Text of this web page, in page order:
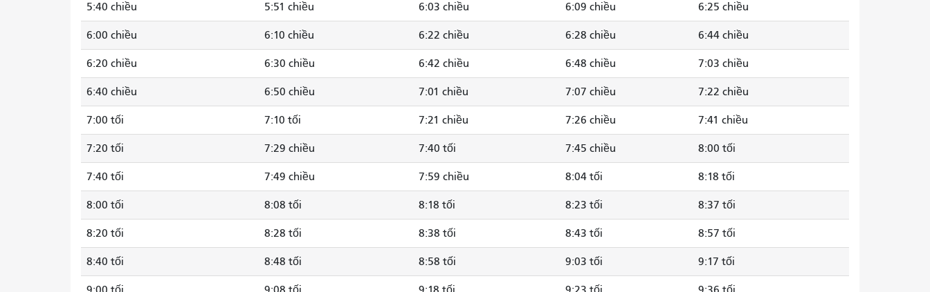
5:40 chiều 5:51 chiều 6:03 chiều 6:09 chiều 6:25 chiều
6:00 chiều 6:10 chiều 6:22 chiều 6:28 chiều 6:44 chiều
6:20 chiều 6:30 chiều 6:42 chiều 6:48 chiều 7:03 chiều
6:40 chiều 6:50 chiều 7:01 chiều 7:07 chiều 7:22 chiều
7:00 tối 7:10 tối 7:21 chiều 7:26 chiều 7:41 chiều
7:20 tối 7:29 chiều 7:40 tối 7:45 chiều 8:00 tối
7:40 tối 7:49 chiều 7:59 chiều 8:04 tối 8:18 tối
8:00 tối 8:08 tối 8:18 tối 8:23 tối 8:37 tối
8:20 tối 8:28 tối 8:38 tối 8:43 tối 8:57 tối
8:40 tối 8:48 tối 8:58 tối 9:03 tối 9:17 tối